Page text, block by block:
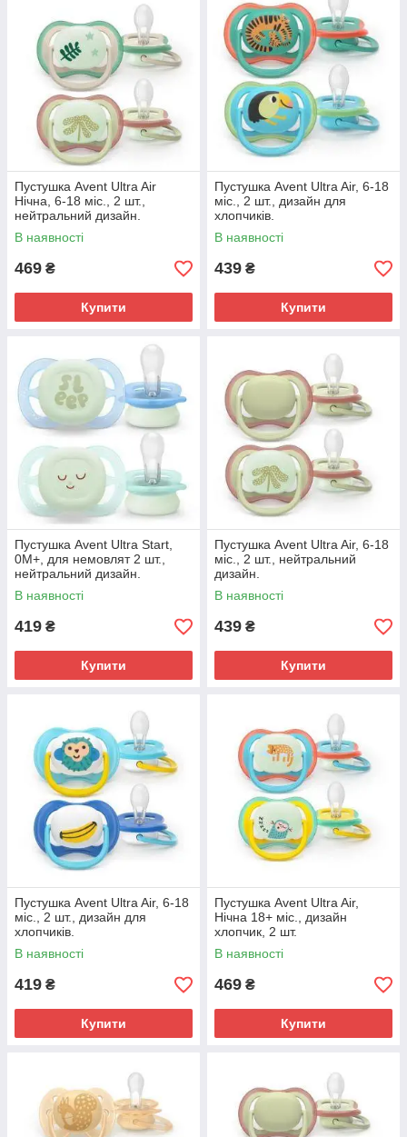
Пустушка Avent Ultra Air
Нічна, 6-18 міс., 2 шт.,
нейтральний дизайн.
В наявності
469 ₴
Купити
Пустушка Avent Ultra Air, 6-18
міс., 2 шт., дизайн для
хлопчиків.
В наявності
439 ₴
Купити
Пустушка Avent Ultra Start,
0М+, для немовлят 2 шт.,
нейтральний дизайн.
В наявності
419 ₴
Купити
Пустушка Avent Ultra Air, 6-18
міс., 2 шт., нейтральний
дизайн.
В наявності
439 ₴
Купити
Пустушка Avent Ultra Air, 6-18
міс., 2 шт., дизайн для
хлопчиків.
В наявності
419 ₴
Купити
Пустушка Avent Ultra Air,
Нічна 18+ міс., дизайн
хлопчик, 2 шт.
В наявності
469 ₴
Купити